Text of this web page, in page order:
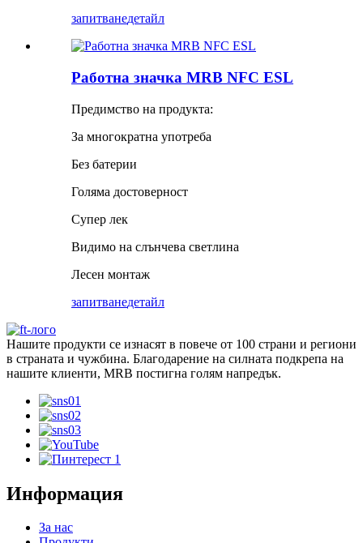
запитванедетайл
Работна значка MRB NFC ESL
Предимство на продукта:
За многократна употреба
Без батерии
Голяма достоверност
Супер лек
Видимо на слънчева светлина
Лесен монтаж
запитванедетайл
Нашите продукти се изнасят в повече от 100 страни и региони
в страната и чужбина. Благодарение на силната подкрепа на
нашите клиенти, MRB постигна голям напредък.
Информация
За нас